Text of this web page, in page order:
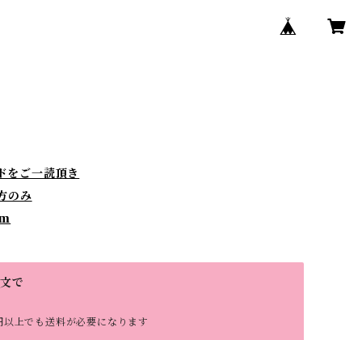
をご一読頂き
のみ
で
上でも送料が必要になります